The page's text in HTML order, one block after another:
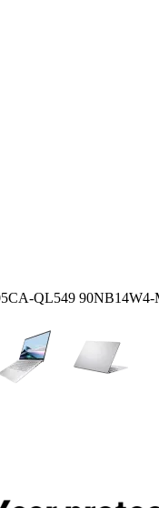
QL549 90NB14W4-